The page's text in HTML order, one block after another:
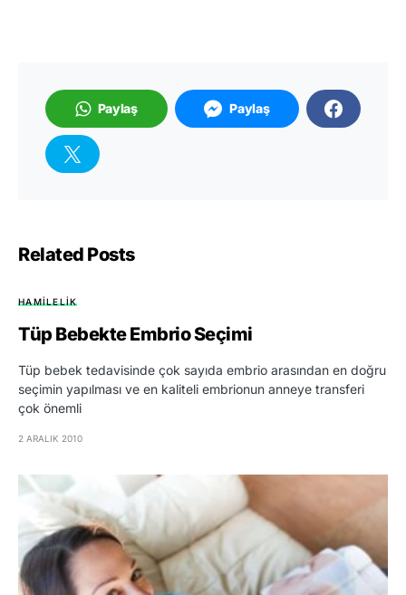
Paylaş Paylaş
Related Posts
HAMILELIK
Tüp Bebekte Embrio Seçimi
Tüp bebek tedavisinde çok sayıda embrio arasından en doğru
seçimin yapılması ve en kaliteli embrionun anneye transferi
çok önemli
2 ARALIK 2010